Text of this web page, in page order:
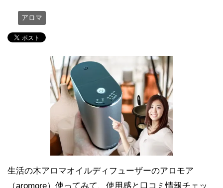
アロマ
生活の木アロマオイルディフューザーのアロモア
（aromore）使ってみて、使用感と口コミ情報チェッ